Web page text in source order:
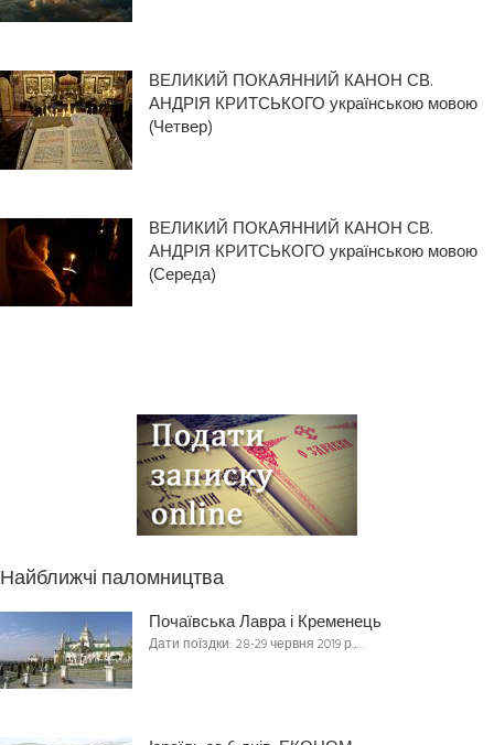
ВЕЛИКИЙ ПОКАЯННИЙ КАНОН СВ.
АНДРІЯ КРИТСЬКОГО українською мовою
(Четвер)
ВЕЛИКИЙ ПОКАЯННИЙ КАНОН СВ.
АНДРІЯ КРИТСЬКОГО українською мовою
(Середа)
Найближчі паломництва
Почаївська Лавра і Кременець
Дати поїздки: 28-29 червня 2019 р.,…